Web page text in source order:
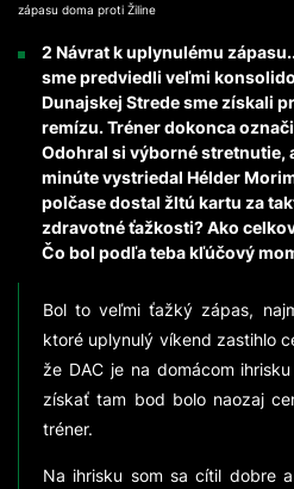
zápasu doma proti Žiline
2 Návrat k uplynulému
sme predviedli veľmi
Dunajskej Strede sme získali
remízu. Tréner dokonca
Odohral si výborné stretnutie,
minúte vystriedal Hélder
polčase dostal žltú kartu za
zdravotné ťažkosti? Ako
Čo bol podľa teba kľúčový
Bol to veľmi ťažký zápas,
ktoré uplynulý víkend zastihlo
že DAC je na domácom
získať tam bod bolo naozaj
tréner.
Na ihrisku som sa cítil dobre